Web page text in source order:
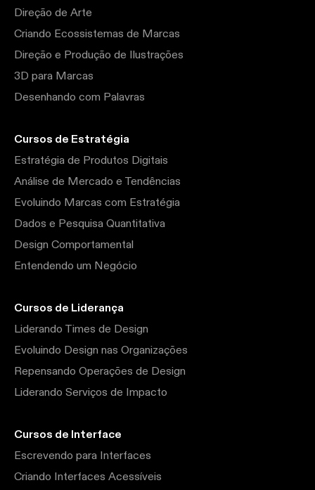
Direção de Arte
Criando Ecossistemas de Marcas
Direção e Produção de Ilustrações
3D para Marcas
Desenhando com Palavras
Cursos de Estratégia
Estratégia de Produtos Digitais
Análise de Mercado e Tendências
Evoluindo Marcas com Estratégia
Dados e Pesquisa Quantitativa
Design Comportamental
Entendendo um Negócio
Cursos de Liderança
Liderando Times de Design
Evoluindo Design nas Organizações
Repensando Operações de Design
Liderando Serviços de Impacto
Cursos de Interface
Escrevendo para Interfaces
Criando Interfaces Acessíveis